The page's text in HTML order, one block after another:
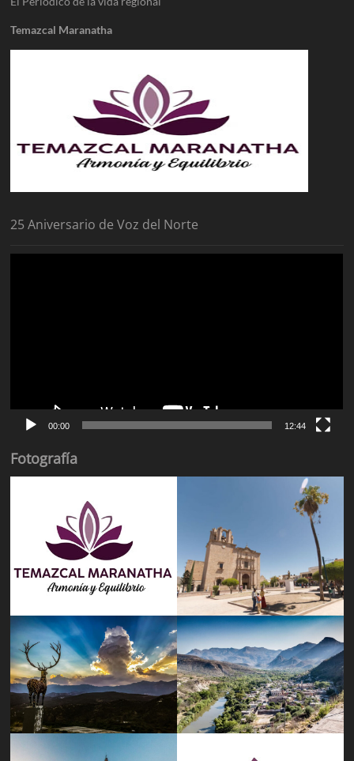
Temazcal Maranatha
25 Aniversario de Voz del Norte
00:00 12:44
Fotografía